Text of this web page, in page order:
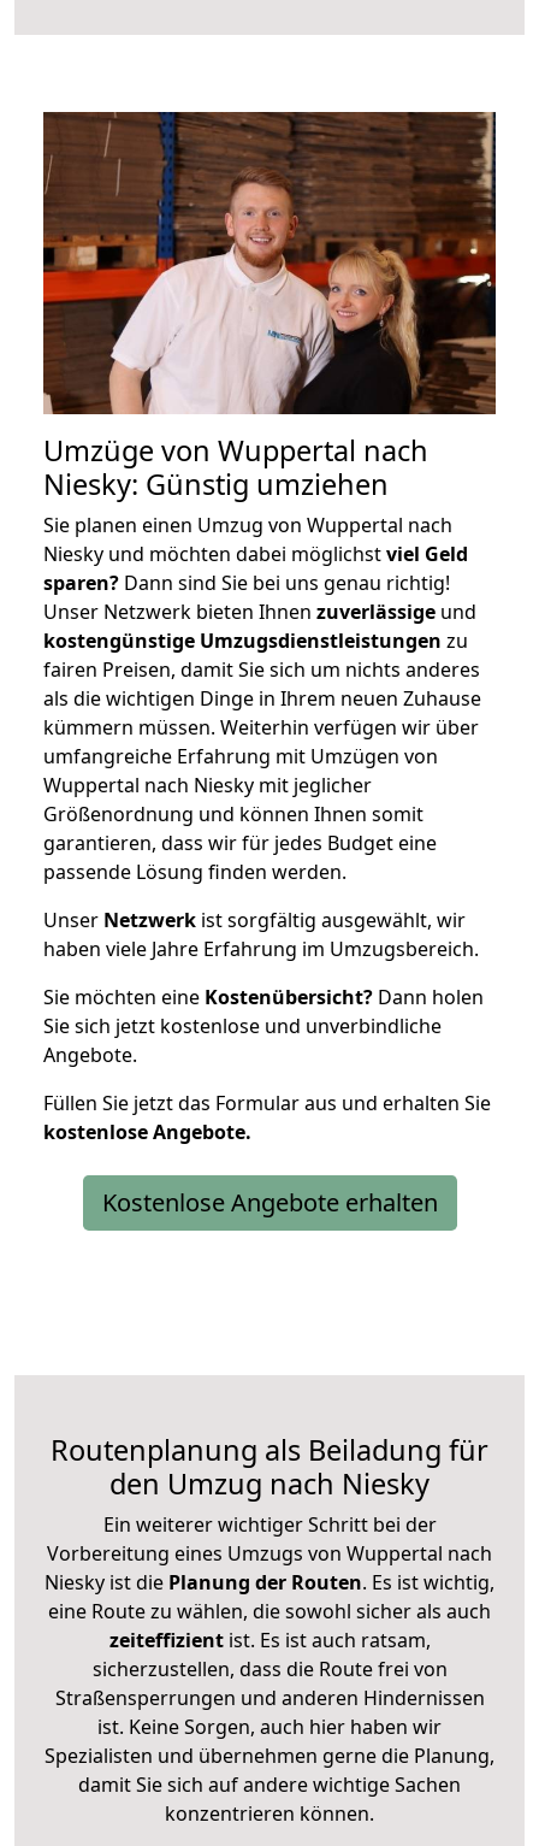
Umzüge von Wuppertal nach
Niesky: Günstig umziehen
Sie planen einen Umzug von Wuppertal nach
Niesky und möchten dabei möglichstviel Geld
sparen? Dann sind Sie bei uns genau richtig!
Unser Netzwerk bieten Ihnen zuverlässige und
kostengünstige Umzugsdienstleistungen zu
fairen Preisen, damit Sie sich um nichts anderes
als die wichtigen Dinge in Ihrem neuen Zuhause
kümmern müssen. Weiterhin verfügen wir über
umfangreiche Erfahrung mit Umzügen von
Wuppertal nach Niesky mit jeglicher
Größenordnung und können Ihnen somit
garantieren, dass wir für jedes Budget eine
passende Lösung finden werden.
Unser Netzwerk ist sorgfältig ausgewählt, wir
haben viele Jahre Erfahrung im Umzugsbereich.
Sie möchten eine Kostenübersicht? Dann holen
Sie sich jetzt kostenlose und unverbindliche
Angebote.
Füllen Sie jetzt das Formular aus und erhalten Sie
kostenloseAngebote.
Kostenlose Angebote erhalten
Routenplanung als Beiladung für
den Umzug nach Niesky
Ein weiterer wichtiger Schritt bei der
Vorbereitung eines Umzugs von Wuppertal nach
Niesky ist die Planung der Routen. Es ist wichtig,
eine Route zu wählen, die sowohl sicher als auch
zeiteffizientist. Es ist auch ratsam,
sicherzustellen, dass die Route frei von
Straßensperrungen und anderen Hindernissen
ist. Keine Sorgen, auch hier haben wir
Spezialisten und übernehmen gerne die Planung,
damit Sie sich auf andere wichtige Sachen
konzentrieren können.